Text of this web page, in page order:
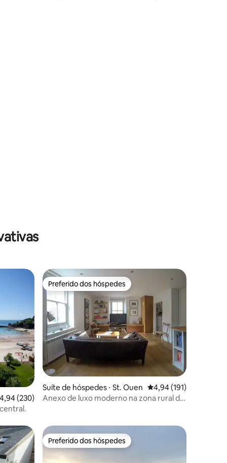
de uma avaliação média de 5, 230 avaliações
4,94 (230)
Preferido dos hóspedes
Preferido dos hóspedes
Suíte de hóspedes ⋅ St. Ouen 4,94 de uma avaliação
4,94 (191)
Anexo de luxo moderno na zona rural de
hóspedes Preferido dos hóspedes
Preferido dos hóspedes